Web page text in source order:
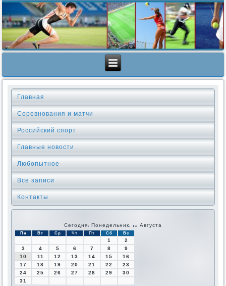
Главная
Соревнования и матчи
Российский спорт
Главные новости
Любопытное
Все записи
Контакты
Сегодня: Понедельник, 10 Августа
Пн Вт Ср Чт Пт Сб Вс
1
2
3
4 5 6 7 8
9
10
11 12 13 14 15
16
17
18 19 20 21 22
23
24
25 26 27 28 29
30
31